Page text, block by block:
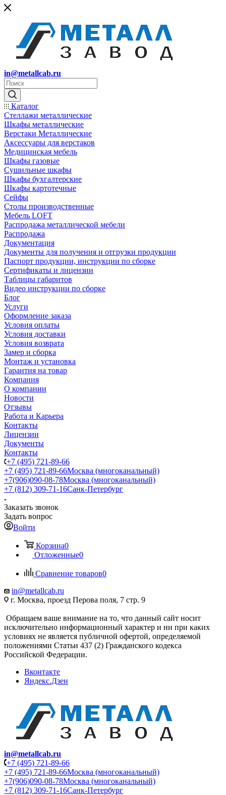
in@metallcab.ru
Каталог
Стеллажи металлические
Шкафы металлические
Верстаки Металлические
Аксессуары для верстаков
Медицинская мебель
Шкафы газовые
Сушильные шкафы
Шкафы бухгалтерские
Шкафы картотечные
Сейфы
Столы производственные
Мебель LOFT
Распродажа металлической мебели
Распродажа
Документация
Документы для получения и отгрузки продукции
Паспорт продукции, инструкции по сборке
Сертификаты и лицензии
Таблицы габаритов
Видео инструкции по сборке
Блог
Услуги
Оформление заказа
Условия оплаты
Условия доставки
Условия возврата
Замер и сборка
Монтаж и установка
Гарантия на товар
Компания
О компании
Новости
Отзывы
Работа и Карьера
Контакты
Лицензии
Документы
Контакты
+7 (495) 721-89-66
+7 (495) 721-89-66Москва (многоканальный)
+7(906)090-08-78Москва (многоканальный)
+7 (812) 309-71-16Санк-Петербург
Заказать звонок
Задать вопрос
Войти
Корзина0
Отложенные0
Сравнение товаров0
in@metallcab.ru
г. Москва, проезд Перова поля, 7 стр. 9
Обращаем ваше внимание на то, что данный сайт носит
исключительно информационный характер и ни при каких
условиях не является публичной офертой, определяемой
положениями Статьи 437 (2) Гражданского кодекса
Российской Федерации.
Вконтакте
Яндекс.Дзен
in@metallcab.ru
+7 (495) 721-89-66
+7 (495) 721-89-66Москва (многоканальный)
+7(906)090-08-78Москва (многоканальный)
+7 (812) 309-71-16Санк-Петербург